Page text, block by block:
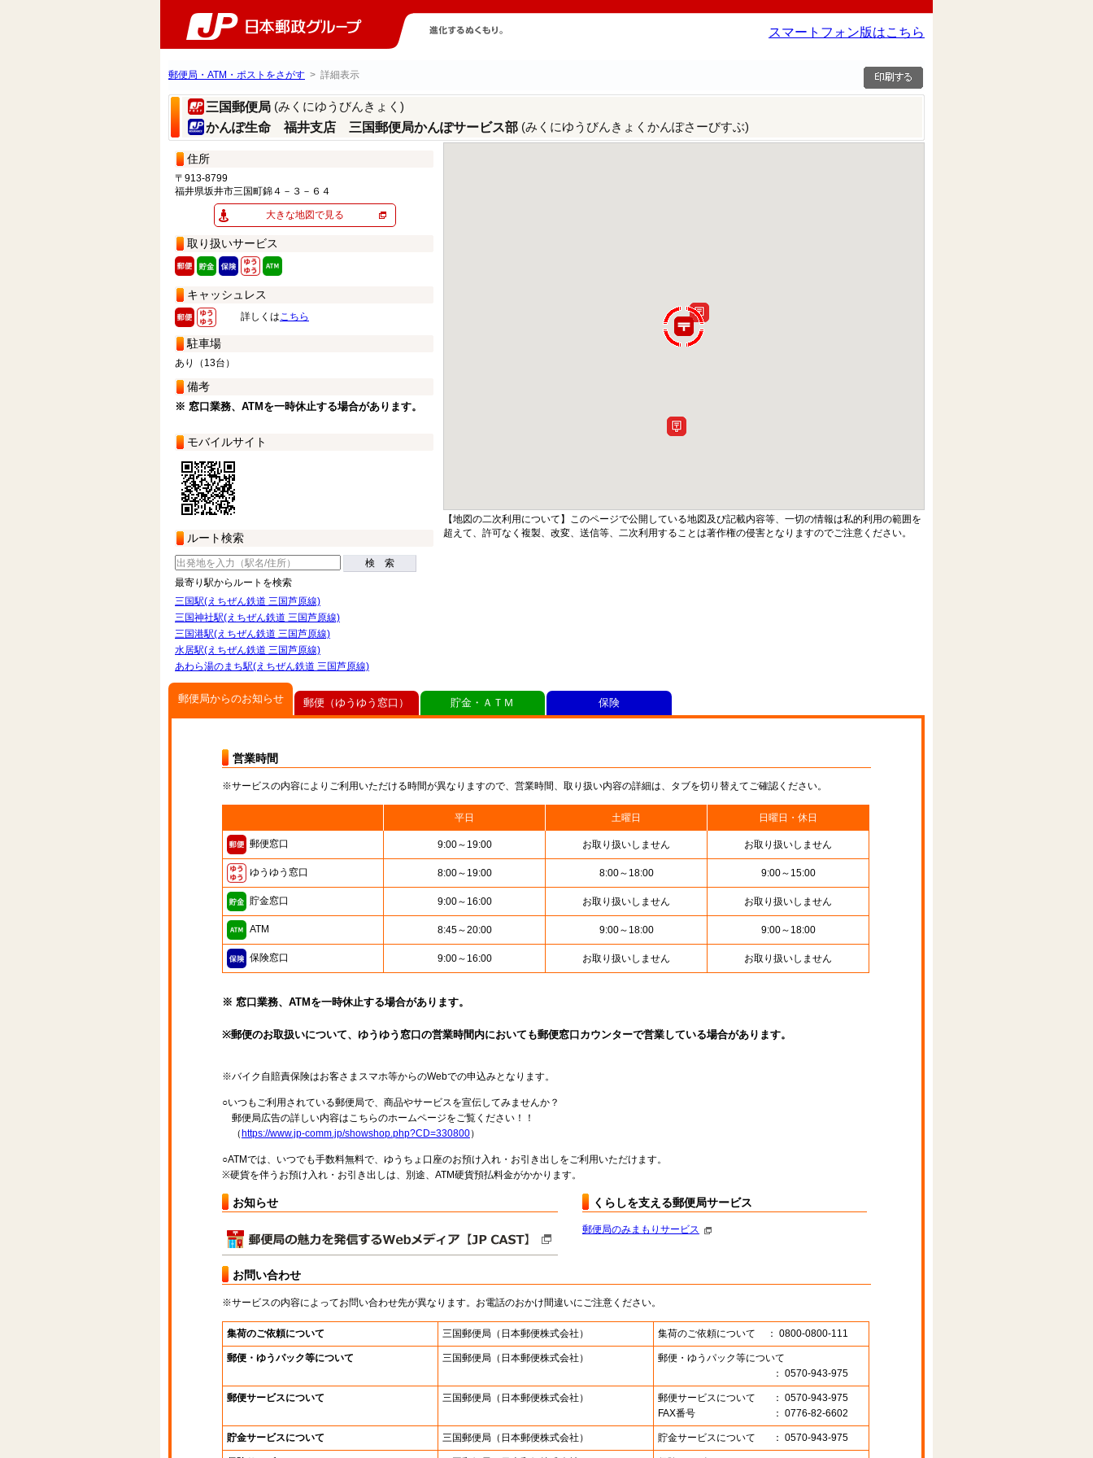
スマートフォン版はこちら
郵便局・ATM・ポストをさがす > 詳細表示
三国郵便局 (みくにゆうびんきょく)
かんぽ生命 福井支店 三国郵便局かんぽサービス部 (みくにゆうびんきょくかんぽさーびすぶ)
住所
〒913-8799
福井県坂井市三国町錦４－３－６４
大きな地図で見る
取り扱いサービス
キャッシュレス
詳しくはこちら
駐車場
あり（13台）
備考
※ 窓口業務、ATMを一時休止する場合があります。
モバイルサイト
ルート検索
検 索
最寄り駅からルートを検索
三国駅(えちぜん鉄道 三国芦原線)
三国神社駅(えちぜん鉄道 三国芦原線)
三国港駅(えちぜん鉄道 三国芦原線)
水居駅(えちぜん鉄道 三国芦原線)
あわら湯のまち駅(えちぜん鉄道 三国芦原線)
【地図の二次利用について】このページで公開している地図及び記載内容等、一切の情報は私的利用の範囲を
超えて、許可なく複製、改変、送信等、二次利用することは著作権の侵害となりますのでご注意ください。
郵便局からのお知らせ
営業時間
※サービスの内容によりご利用いただける時間が異なりますので、営業時間、取り扱い内容の詳細は、タブを切り替えてご確認ください。
平日 土曜日 日曜日・休日
郵便窓口 9:00～19:00 お取り扱いしません お取り扱いしません
ゆうゆう窓口 8:00～19:00 8:00～18:00 9:00～15:00
貯金窓口 9:00～16:00 お取り扱いしません お取り扱いしません
ATM 8:45～20:00 9:00～18:00 9:00～18:00
保険窓口 9:00～16:00 お取り扱いしません お取り扱いしません
※ 窓口業務、ATMを一時休止する場合があります。
※郵便のお取扱いについて、ゆうゆう窓口の営業時間内においても郵便窓口カウンターで営業している場合があります。
※バイク自賠責保険はお客さまスマホ等からのWebでの申込みとなります。
○いつもご利用されている郵便局で、商品やサービスを宣伝してみませんか？
郵便局広告の詳しい内容はこちらのホームページをご覧ください！！
（ https://www.jp-comm.jp/showshop.php?CD=330800）
○ATMでは、いつでも手数料無料で、ゆうちょ口座のお預け入れ・お引き出しをご利用いただけます。
※硬貨を伴うお預け入れ・お引き出しは、別途、ATM硬貨預払料金がかかります。
お知らせ くらしを支える郵便局サービス
郵便局のみまもりサービス
お問い合わせ
※サービスの内容によってお問い合わせ先が異なります。お電話のおかけ間違いにご注意ください。
集荷のご依頼について 三国郵便局 （日本郵便株式会社） 集荷のご依頼について ： 0800-0800-111
郵便・ゆうパック等について 三国郵便局 （日本郵便株式会社）
郵便・ゆうパック等について
： 0570-943-975
郵便サービスについて 三国郵便局 （日本郵便株式会社） 郵便サービスについて
： 0570-943-975
FAX番号
： 0776-82-6602
貯金サービスについて 三国郵便局 （日本郵便株式会社） 貯金サービスについて ： 0570-943-975
郵便（ゆうゆう窓口） 貯金・ＡＴＭ 保険